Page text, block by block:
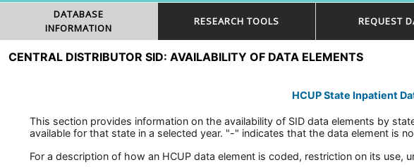
DATABASE
INFORMATION
RESEARCH TOOLS REQUEST
CENTRAL DISTRIBUTOR SID: AVAILABILITY OF DATA ELEMENTS
HCUP State Inpatient
This section provides information on the availability of SID data elements by
available for that state in a selected year. "-" indicates that the data element is
For a description of how an HCUP data element is coded, restriction on its